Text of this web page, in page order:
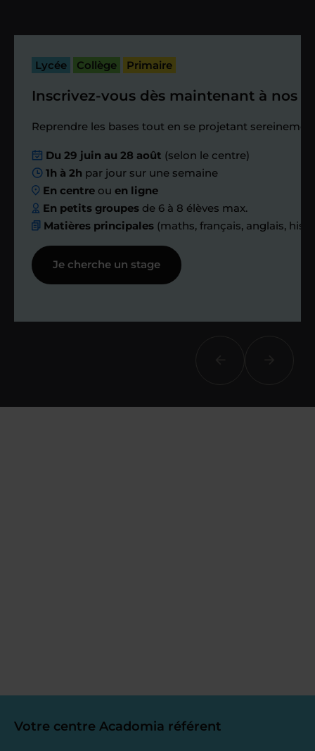
passé.
Étape 4
Nous planifions
ensemble des
échanges réguliers
Afin de suivre le travail et les progrès
réalisés, votre enseignant et moi-
même vous proposons des points et
Lycée Collège Primaire
Inscrivez-vous dès maintenant à nos
Reprendre les bases tout en se projetant
Du 29 juin au 28 août (selon le centre)
1h à 2h par jour sur une semaine
En centre ouen ligne
En petits groupes de 6 à 8 élèves max.
Matières principales (maths, français, anglais,
Je cherche un stage
Votre centre Acadomia référent